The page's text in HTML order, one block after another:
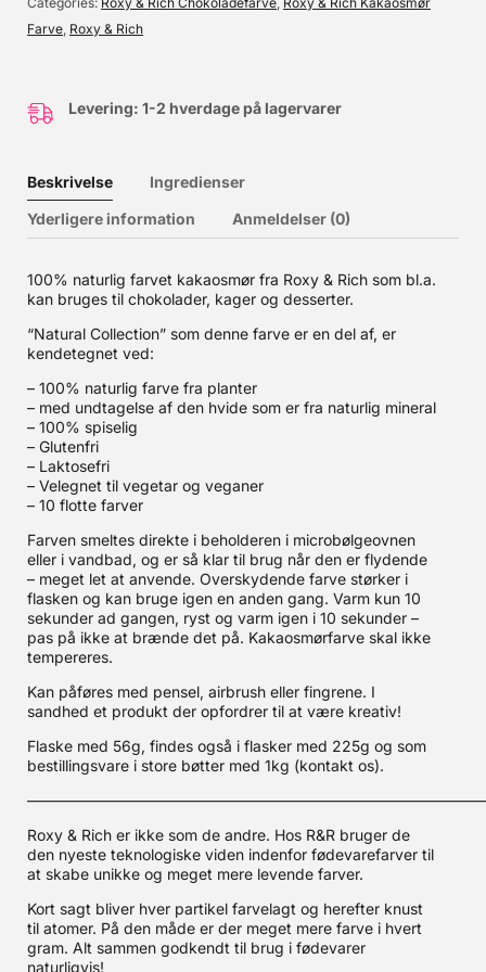
Farve, Roxy & Rich
Levering: 1-2 hverdage på lagervarer
Beskrivelse
Ingredienser
Yderligere information
Anmeldelser (0)
100% naturlig farvet kakaosmør fra Roxy & Rich som bl.a.
kan bruges til chokolader, kager og desserter.
“Natural Collection” som denne farve er en del af, er
kendetegnet ved:
– 100% naturlig farve fra planter
– med undtagelse af den hvide som er fra naturlig mineral
– 100% spiselig
– Glutenfri
– Laktosefri
– Velegnet til vegetar og veganer
– 10 flotte farver
Farven smeltes direkte i beholderen i microbølgeovnen
eller i vandbad, og er så klar til brug når den er flydende
– meget let at anvende. Overskydende farve størker i
flasken og kan bruge igen en anden gang. Varm kun 10
sekunder ad gangen, ryst og varm igen i 10 sekunder –
pas på ikke at brænde det på. Kakaosmørfarve skal ikke
tempereres.
Kan påføres med pensel, airbrush eller fingrene. I
sandhed et produkt der opfordrer til at være kreativ!
Flaske med 56g, findes også i flasker med 225g og som
bestillingsvare i store bøtter med 1kg (kontakt os).
Roxy & Rich er ikke som de andre. Hos R&R bruger de
den nyeste teknologiske viden indenfor fødevarefarver til
at skabe unikke og meget mere levende farver.
Kort sagt bliver hver partikel farvelagt og herefter knust
til atomer. På den måde er der meget mere farve i hvert
gram. Alt sammen godkendt til brug i fødevarer
naturligvis!